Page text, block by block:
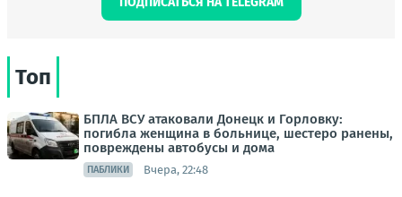
Топ
БПЛА ВСУ атаковали Донецк и Горловку:
погибла женщина в больнице, шестеро ранены,
повреждены автобусы и дома
ПАБЛИКИ Вчера, 22:48